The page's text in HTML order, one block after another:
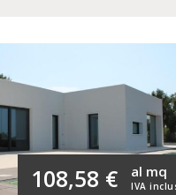
108,58 € IVA
al mq